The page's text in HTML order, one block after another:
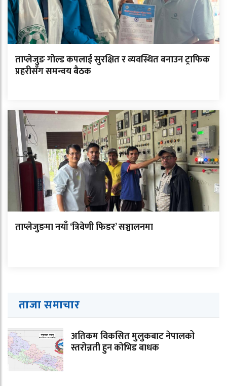
ताप्लेजुङ गोल्ड कपलाई सुरक्षित र व्यवस्थित बनाउन ट्राफिक
प्रहरीसँग समन्वय बैठक
ताप्लेजुङमा नयाँ ‘त्रिवेणी फिडर’ सञ्चालनमा
ताजा समाचार
अतिकम विकसित मुलुकबाट नेपालको
स्तरोन्नती हुन कोभिड बाधक